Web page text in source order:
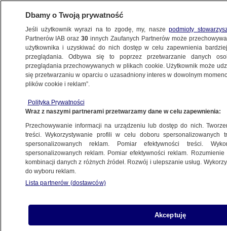
BIZNES
NAJNOWSZE
Właściciel Żabki chce przejąć Toshibę
ZE ŚWIATA
Nowa rada nadzorcza Polska Press
po przejęciu przez Orlen
Z KRAJU
Dodatkowe pieniądze dla Warmii
przedstawię Radzie Ministrów
projekt"
Dbamy o Twoją prywatność
Jeśli użytkownik wyrazi na to zgodę, my, naszepodmioty
Partnerów IAB oraz30 innych Zaufanych Partnerów może
użytkownika i uzyskiwać do nich dostęp w celu zapewnienia
przeglądania. Odbywa się to poprzez przetwarzanie danych
przeglądania przechowywanych w plikach cookie. Użytkownik może
się przetwarzaniu w oparciu o uzasadniony interes w dowolnym
plików cookie i reklam”.
Polityka Prywatności
Wraz z naszymi partnerami przetwarzamy dane w celu zapewnienia:
Przechowywanie informacji na urządzeniu lub dostęp do nich.
treści. Wykorzystywanie profili w celu doboru spersonalizowanych
spersonalizowanych reklam. Pomiar efektywności treści.
spersonalizowanych reklam. Pomiar efektywności reklam.
kombinacji danych z różnych źródeł. Rozwój i ulepszanie usług.
do wyboru reklam.
Lista partnerów (dostawców)
Akceptuję